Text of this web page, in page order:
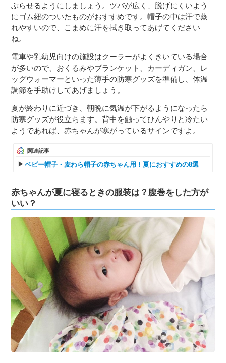
ぶらせるようにしましょう。ツバが広く、脱げにくいよう
にゴム紐のついたものがおすすめです。帽子の中は汗で蒸
れやすいので、こまめに汗を拭き取ってあげてください
ね。
電車や乳幼児向けの施設はクーラーがよくきいている場合
が多いので、おくるみやブランケット、カーディガン、レ
ッグウォーマーといった薄手の防寒グッズを準備し、体温
調節を手助けしてあげましょう。
夏が終わりに近づき、朝晩に気温が下がるようになったら
防寒グッズが役立ちます。背中を触ってひんやりと冷たい
ようであれば、赤ちゃんが寒がっているサインですよ。
関連記事
ベビー帽子・麦わら帽子の赤ちゃん用！夏におすすめの8選
赤ちゃんが夏に寝るときの服装は？腹巻をした方が
いい？